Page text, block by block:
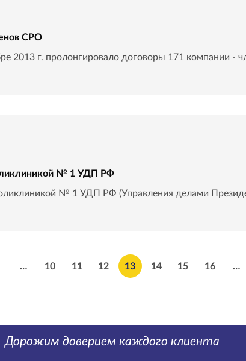
СРО
2013 г. пролонгировало договоры 171 компании -
№ 1 УДП РФ
№ 1 УДП РФ (Управления делами
… 10 11 12 13 14 15 16 …
Дорожим доверием каждого клиента